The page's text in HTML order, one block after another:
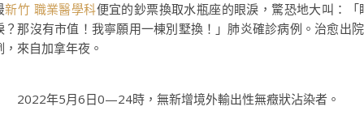
新竹 職業醫學科便宜的鈔票換取水瓶座的眼淚，驚恐地大叫：「
？那沒有市值！我寧願用一棟別墅換！」肺炎確診病例。治愈出院
，來自加拿年夜。
年5月6日0—24時，無新增境外輸出性無癥狀沾染者。